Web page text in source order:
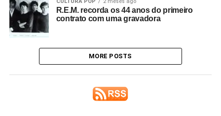
R.E.M. recorda os 44 anos do primeiro
contrato com uma gravadora
MORE POSTS